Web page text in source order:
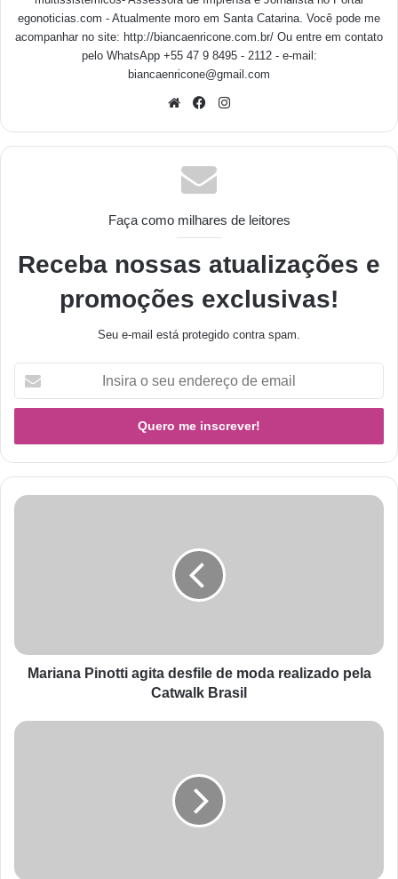
egonoticias.com - Atualmente moro em Santa Catarina. Você pode me
acompanhar no site: http://biancaenricone.com.br/ Ou entre em contato
pelo WhatsApp +55 47 9 8495 - 2112 - e-mail:
biancaenricone@gmail.com
Faça como milhares de leitores
Receba nossas atualizações e
promoções exclusivas!
Seu e-mail está protegido contra spam.
Mariana Pinotti agita desfile de moda realizado pela
Catwalk Brasil